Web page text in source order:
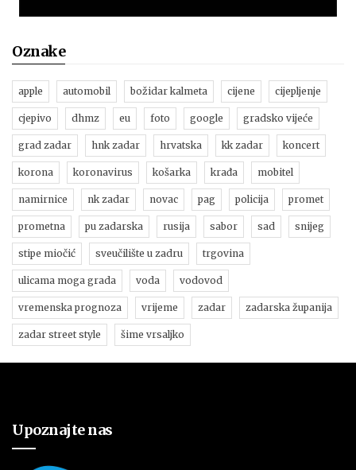
Oznake
apple automobil božidar kalmeta cijene cijepljenje
cjepivo dhmz eu foto google gradsko vijeće
grad zadar hnk zadar hrvatska kk zadar koncert
korona koronavirus košarka krađa mobitel
namirnice nk zadar novac pag policija promet
prometna pu zadarska rusija sabor sad snijeg
stipe miočić sveučilište u zadru trgovina
ulicama moga grada voda vodovod
vremenska prognoza vrijeme zadar zadarska županija
zadar street style šime vrsaljko
Upoznajte nas